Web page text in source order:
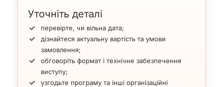
Уточніть деталі
перевірте, чи вільна дата;
дізнайтеся актуальну вартість та умови
замовлення;
обговоріть формат і технічне забезпечення
виступу;
узгодьте програму та інші організаційні